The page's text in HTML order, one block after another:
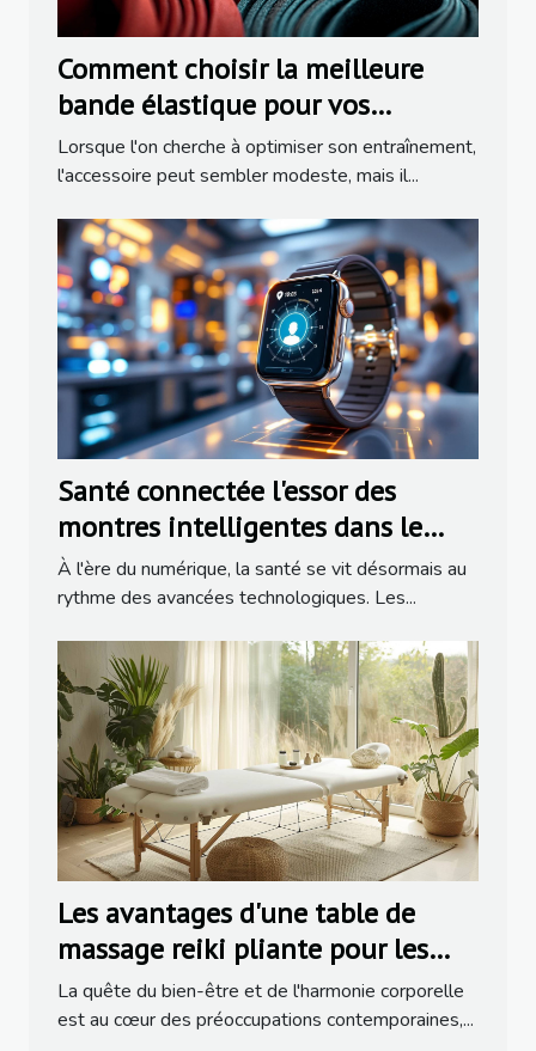
Comment choisir la meilleure
bande élastique pour vos
activités sportives
Lorsque l'on cherche à optimiser son entraînement,
l'accessoire peut sembler modeste, mais il...
Santé connectée l'essor des
montres intelligentes dans le
suivi du bien-être
À l'ère du numérique, la santé se vit désormais au
rythme des avancées technologiques. Les...
Les avantages d'une table de
massage reiki pliante pour les
thérapeutes
La quête du bien-être et de l'harmonie corporelle
est au cœur des préoccupations contemporaines,...